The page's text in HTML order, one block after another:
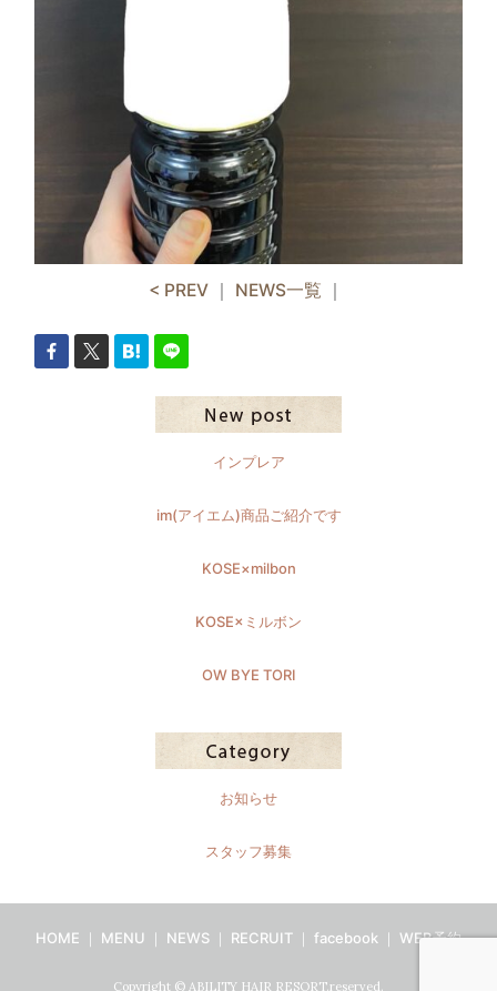
< PREV ｜ NEWS一覧 ｜
インプレア
im(アイエム)商品ご紹介です
KOSE×milbon
KOSE×ミルボン
OW BYE TORI
お知らせ
スタッフ募集
HOME ｜ MENU ｜ NEWS ｜ RECRUIT ｜ facebook ｜ WEB予約
Copyright © ABILITY HAIR RESORT.reserved.